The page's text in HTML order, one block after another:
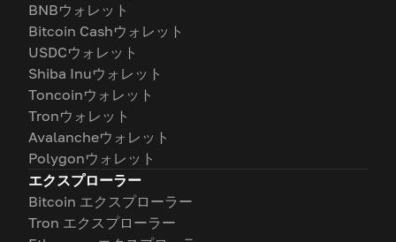
BNBウォレット
Bitcoin Cashウォレット
USDCウォレット
Shiba Inuウォレット
Toncoinウォレット
Tronウォレット
Avalancheウォレット
Polygonウォレット
エクスプローラー
Bitcoin エクスプローラー
Tron エクスプローラー